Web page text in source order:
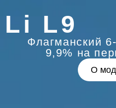
Li L9
Флагманский
9,9% на
О